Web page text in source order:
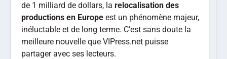
de 1 milliard de dollars, larelocalisation des
productions en Europe est un phénomène majeur,
inéluctable et de long terme. C’est sans doute la
meilleure nouvelle que VIPress.net puisse
partager avec ses lecteurs.